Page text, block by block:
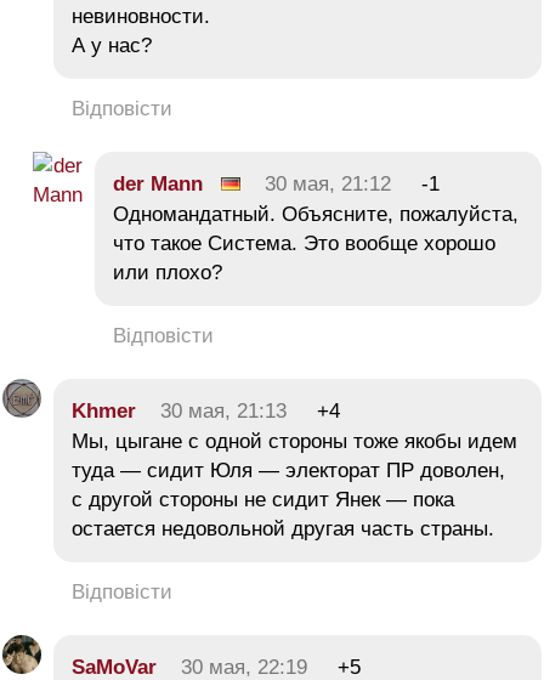
невиновности.
А у нас?
Відповісти
der Mann 30 мая, 21:12
-1
Одномандатный. Объясните, пожалуйста,
что такое Система. Это вообще хорошо
или плохо?
Відповісти
Khmer 30 мая, 21:13
+4
Мы, цыгане с одной стороны тоже якобы идем
туда — сидит Юля — электорат ПР доволен,
с другой стороны не сидит Янек — пока
остается недовольной другая часть страны.
Відповісти
SaMoVar 30 мая, 22:19
+5